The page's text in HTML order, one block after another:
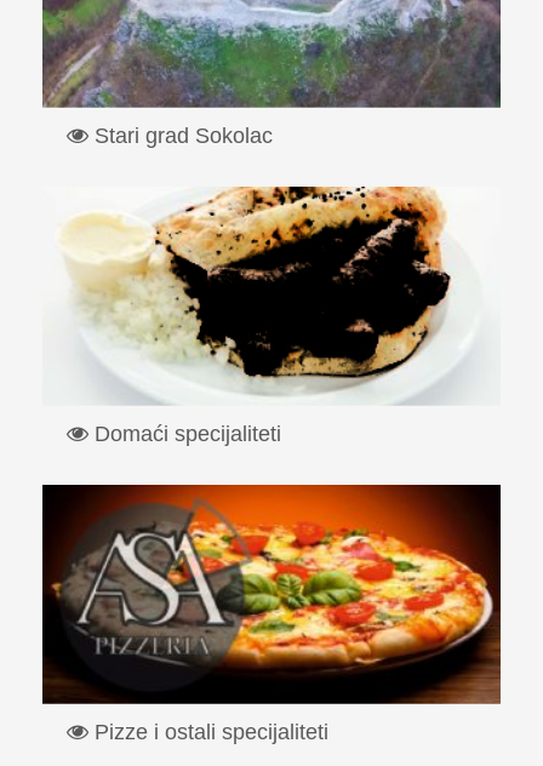
Stari grad Sokolac
Read More
Domaći specijaliteti
otvorena prva cevabdzini...
Read More
Pizze i ostali specijaliteti